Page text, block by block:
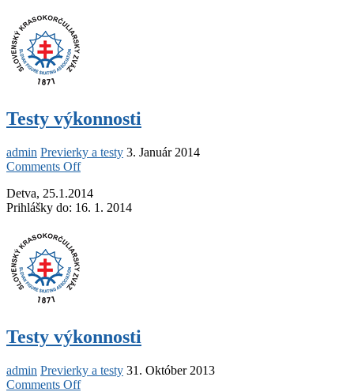
Testy výkonnosti
admin Previerky a testy 3. Január 2014
Comments Offon
výkonnosti
Detva, 25.1.2014
Prihlášky do: 16. 1. 2014
Testy výkonnosti
admin Previerky a testy 31. Október 2013
Comments Offon